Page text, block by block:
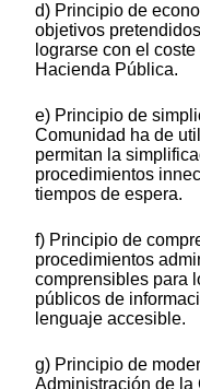
d) Principio de
objetivos
lograrse con el
Hacienda Pública.
e) Principio de
Comunidad ha de
permitan la
procedimientos
tiempos de espera.
f) Principio de
procedimientos
comprensibles para
públicos de
lenguaje accesible.
g) Principio de
Administración de la